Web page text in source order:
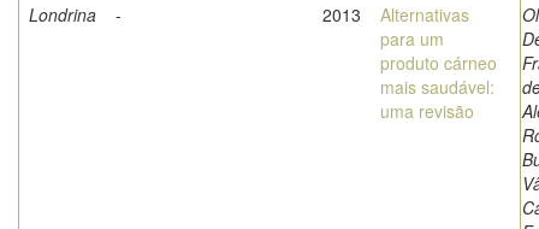
Londrina
- 2013
Alternativas
para um
produto cárneo
mais saudável:
uma revisão